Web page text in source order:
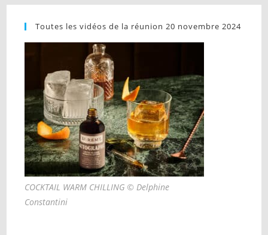
Toutes les vidéos de la réunion 20 novembre 2024
COCKTAIL WARM CHILLING © Delphine
Constantini